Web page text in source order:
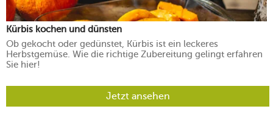
Kürbis kochen und dünsten
Ob gekocht oder gedünstet, Kürbis ist ein leckeres
Herbstgemüse. Wie die richtige Zubereitung gelingt erfahren
Sie hier!
Jetzt ansehen